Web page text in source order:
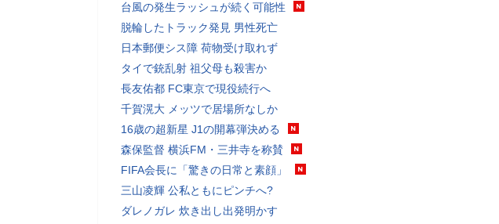
台風の発生ラッシュが続く可能性
脱輪したトラック発見 男性死亡
日本郵便シス障 荷物受け取れず
タイで銃乱射 祖父母も殺害か
長友佑都 FC東京で現役続行へ
千賀滉大 メッツで居場所なしか
16歳の超新星 J1の開幕弾決める
森保監督 横浜FM・三井寺を称賛
FIFA会長に「驚きの日常と素顔」
三山凌輝 公私ともにピンチへ?
ダレノガレ 炊き出し出発明かす